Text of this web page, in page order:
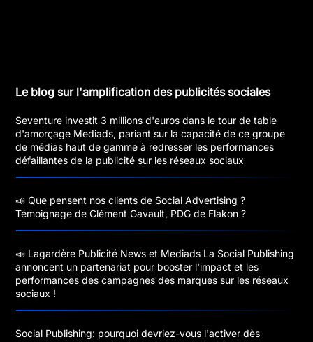
Le blog sur l'amplification des publicités sociales
Seventure investit 3 millions d'euros dans le tour de table
d'amorçage Mediads, pariant sur la capacité de ce groupe
de médias haut de gamme à redresser les performances
défaillantes de la publicité sur les réseaux sociaux
📣 Que pensent nos clients de Social Advertising ?
Témoignage de Clément Gavault, PDG de Flakon ?
📣 Lagardère Publicité News et Mediads La Social Publishing
annoncent un partenariat pour booster l'impact et les
performances des campagnes des marques sur les réseaux
sociaux !
Social Publishing: pourquoi devriez-vous l'activer dès